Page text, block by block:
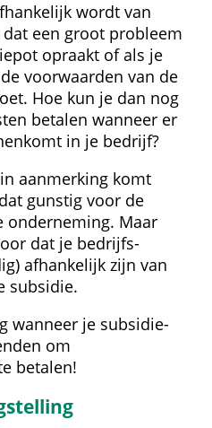
wordt van
een groot probleem
opraakt of als je
voorwaarden van de
Hoe kun je dan nog
betalen wanneer er
in je bedrijf?
aanmerking komt
gunstig voor de
onderneming. Maar
dat je bedrijfs­
afhankelijk zijn van
subsidie.
wanneer je subsidie­
om
betalen!